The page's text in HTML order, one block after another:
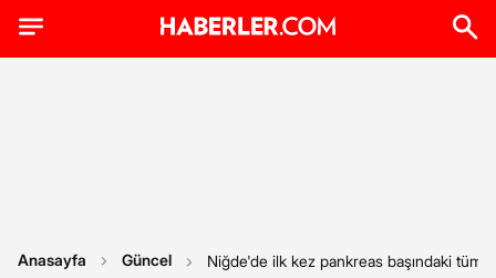
Anasayfa Güncel Niğde'de ilk kez pankreas başındaki tümör